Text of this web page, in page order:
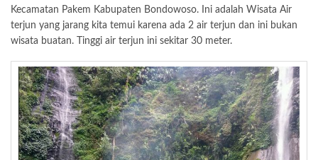
Kecamatan Pakem Kabupaten Bondowoso. Ini adalah Wisata Air
terjun yang jarang kita temui karena ada 2 air terjun dan ini bukan
wisata buatan. Tinggi air terjun ini sekitar 30 meter.